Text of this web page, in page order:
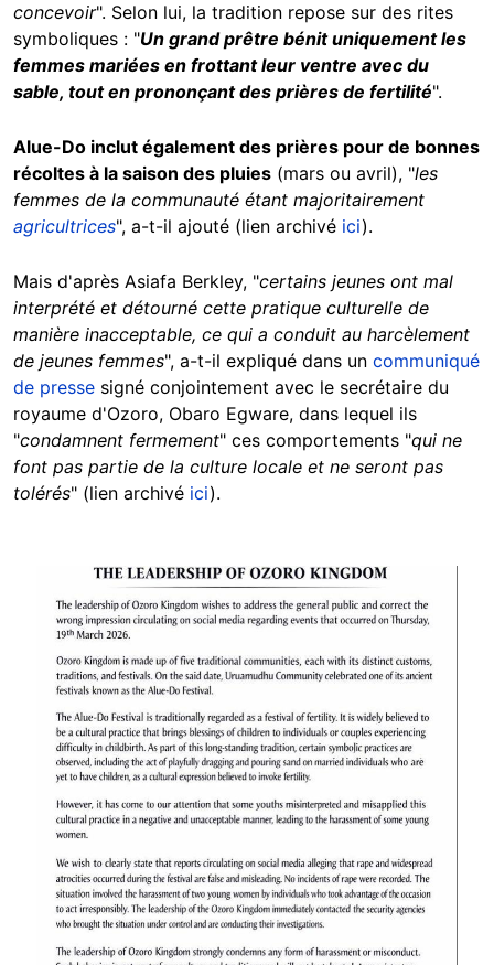
concevoir". Selon lui, la tradition repose sur des rites
symboliques : "Un grand prêtre bénit uniquement les
femmes mariées en frottant leur ventre avec du
sable, tout en prononçant des prières de fertilité".
Alue-Do inclut également des prières pour de bonnes
récoltes à la saison des pluies (mars ou avril), "les
femmes de la communauté étant majoritairement
agricultrices", a-t-il ajouté (lien archivé ici).
Mais d'après Asiafa Berkley, "certains jeunes ont mal
interprété et détourné cette pratique culturelle de
manière inacceptable, ce qui a conduit au harcèlement
de jeunes femmes", a-t-il expliqué dans un communiqué
de presse signé conjointement avec le secrétaire du
royaume d'Ozoro, Obaro Egware, dans lequel ils
"condamnent fermement" ces comportements "qui ne
font pas partie de la culture locale et ne seront pas
tolérés" (lien archivé ici).